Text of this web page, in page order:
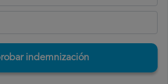
indemnización